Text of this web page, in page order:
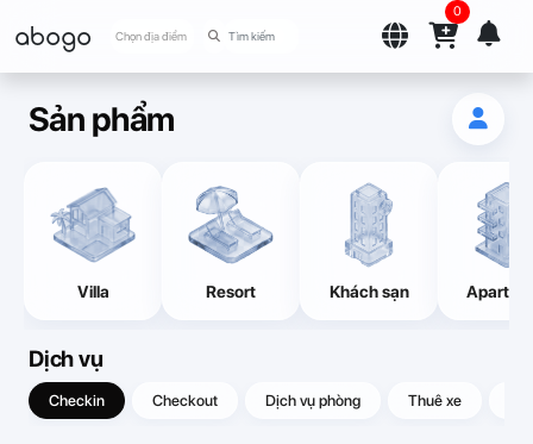
abogo Chọn địa điểm
0
Sản phẩm
Villa Resort Khách sạn
Dịch vụ
Checkin Checkout Dịch vụ phòng Thuê xe